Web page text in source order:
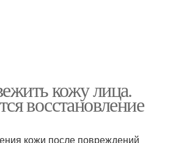
кожу лица.
восстановление
кожи после повреждений